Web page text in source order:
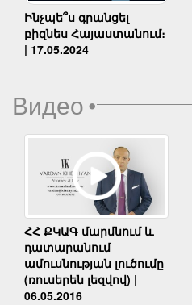
Ինչպե՞ս գրանցել
բիզնես Հայաստանում։
| 17.05.2024
Видео•
ՀՀ ՔԿԱԳ մարմնում և
դատարանում
ամուսնության լուծումը
(ռուսերեն լեզվով) |
06.05.2016